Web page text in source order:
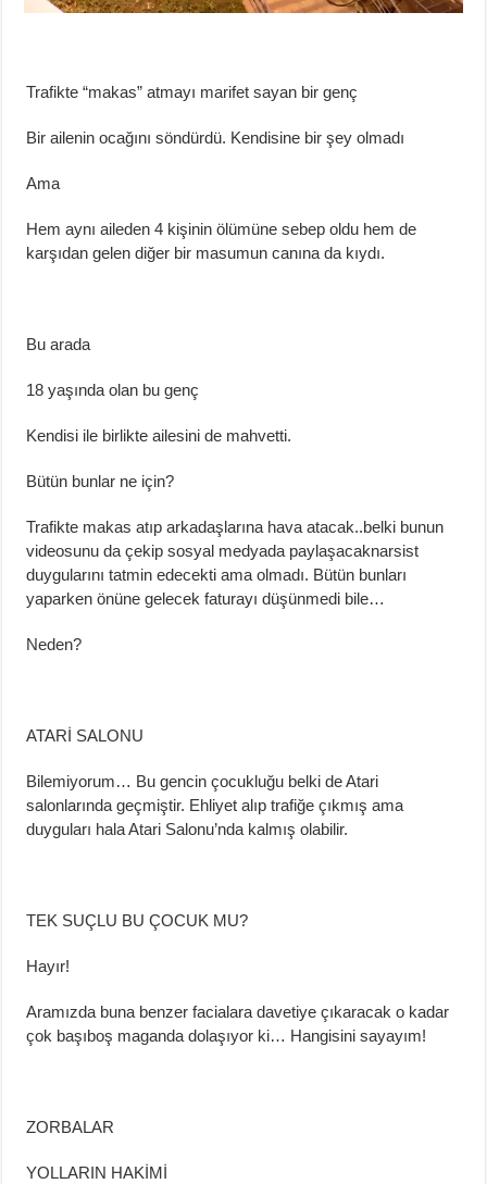
Trafikte “makas” atmayı marifet sayan bir genç
Bir ailenin ocağını söndürdü. Kendisine bir şey olmadı
Ama
Hem aynı aileden 4 kişinin ölümüne sebep oldu hem de
karşıdan gelen diğer bir masumun canına da kıydı.
Bu arada
18 yaşında olan bu genç
Kendisi ile birlikteailesini de mahvetti.
Bütün bunlar ne için?
Trafikte makas atıp arkadaşlarına havaatacak..belki bunun
videosunu daçekip sosyal medyada paylaşacaknarsist
duygularını tatmin edecekti ama olmadı. Bütün bunları
yaparken önüne gelecek faturayı düşünmedi bile…
Neden?
ATARİ SALONU
Bilemiyorum… Bu gencin çocukluğu belki de Atari
salonlarında geçmiştir. Ehliyet alıp trafiğe çıkmış ama
duyguları hala Atari Salonu’nda kalmış olabilir.
TEK SUÇLU BU ÇOCUK MU?
Hayır!
Aramızda buna benzer facialara davetiye çıkaracak o kadar
çok başıboş magandadolaşıyor ki… Hangisini sayayım!
ZORBALAR
YOLLARIN HAKİMİ